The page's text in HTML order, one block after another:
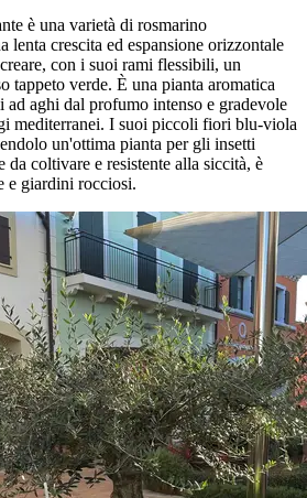
è una varietà di rosmarino
lenta crescita ed espansione orizzontale
con i suoi rami flessibili, un
tappeto verde. È una pianta aromatica
aghi dal profumo intenso e gradevole
mediterranei. I suoi piccoli fiori blu-viola
un'ottima pianta per gli insetti
coltivare e resistente alla siccità, è
e giardini rocciosi.